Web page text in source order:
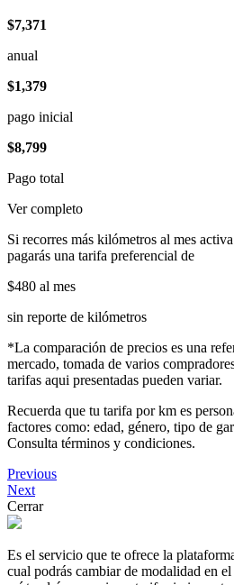
$7,371
anual
$1,379
pago inicial
$8,799
Pago total
Ver completo
Si recorres más kilómetros al mes
pagarás una tarifa preferencial de
$480 al mes
sin reporte de kilómetros
*La comparación de precios es una
mercado, tomada de varios
tarifas aqui presentadas pueden variar.
Recuerda que tu tarifa por km es
factores como: edad, género, tipo de
Consulta términos y condiciones.
Previous
Next
Cerrar
Es el servicio que te ofrece la
cual podrás cambiar de modalidad en